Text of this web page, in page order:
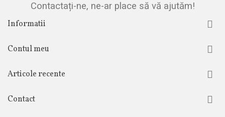
Contactați-ne, ne-ar place să vă ajutăm!
Informatii
Contul meu
Articole recente
Contact